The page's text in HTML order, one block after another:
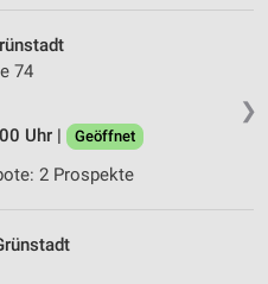
❯
74
Uhr |
Geöffnet
2 Prospekte